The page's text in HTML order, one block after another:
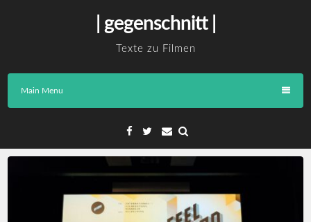
| gegenschnitt |
Texte zu Filmen
Main Menu
Facebook
TwitterEmail